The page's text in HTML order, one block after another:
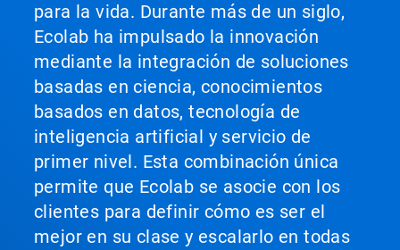
para la vida. Durante más de un siglo,
Ecolab ha impulsado la innovación
mediante la integración de soluciones
basadas en ciencia, conocimientos
basados en datos, tecnología de
inteligencia artificial y servicio de
primer nivel. Esta combinación única
permite que Ecolab se asocie con los
clientes para definir cómo es ser el
mejor en su clase y escalarlo en todas